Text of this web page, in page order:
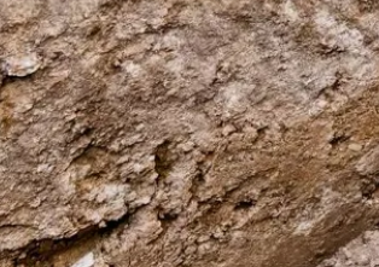
og ledningsnet 2022
2022
Højdebeholder Ovinehøj - 17. oktober